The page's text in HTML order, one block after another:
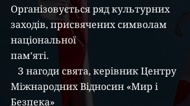
Організовується ряд культурних
заходів, присвячених символам
національної
пам’яті.
Міжнародних Відносин «Мир і
Безпека»